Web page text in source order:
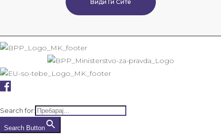
Види Ги Сите
Search for:
Search Button